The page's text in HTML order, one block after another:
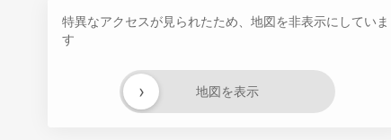
特異なアクセスが見られたため、地図を非表示にしていま
す
地図を表示
›